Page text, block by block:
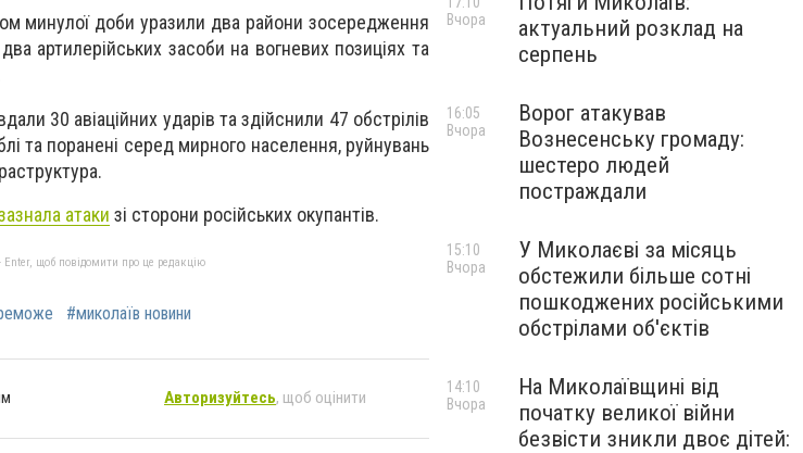
минулої доби уразили два райони зосередження
артилерійських засоби на вогневих позиціях та
30 авіаційних ударів та здійснили 47 обстрілів
та поранені серед мирного населення, руйнувань
атаки зі сторони російських окупантів.
Enter, щоб повідомити про це редакцію
#миколаїв новини
Авторизуйтесь, щоб оцінити
актуальний розклад на
серпень
Вчора
Ворог атакував
Вознесенську громаду:
шестеро людей
постраждали
16:05
Вчора
У Миколаєві за місяць
обстежили більше сотні
пошкоджених російськими
обстрілами об'єктів
15:10
Вчора
На Миколаївщині від
початку великої війни
безвісти зникли двоє дітей:
14:10
Вчора